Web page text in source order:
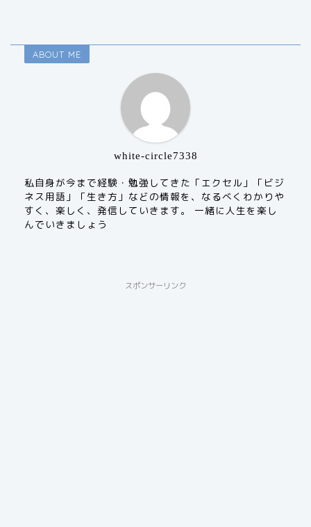
ABOUT ME
white-circle7338
私自身が今まで経験・勉強してきた「エクセル」「ビジ
ネス用語」「生き方」などの情報を、なるべくわかりや
すく、楽しく、発信していきます。 一緒に人生を楽し
んでいきましょう
スポンサーリンク